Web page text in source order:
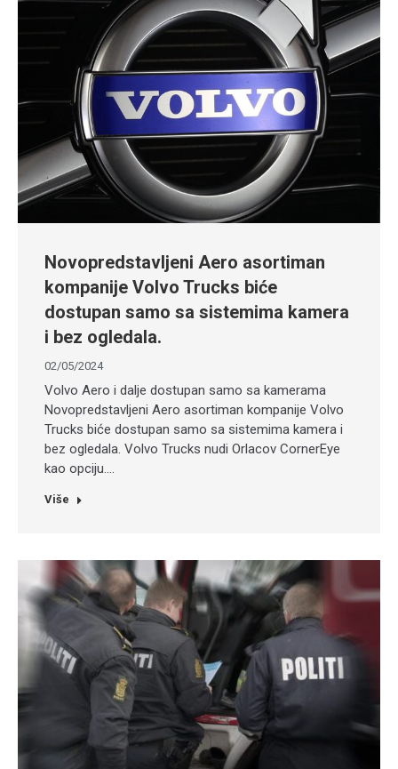
Novopredstavljeni Aero asortiman
kompanije Volvo Trucks biće
dostupan samo sa sistemima kamera
i bez ogledala.
02/05/2024
Volvo Aero i dalje dostupan samo sa kamerama
Novopredstavljeni Aero asortiman kompanije Volvo
Trucks biće dostupan samo sa sistemima kamera i
bez ogledala. Volvo Trucks nudi Orlacov CornerEye
kao opciju.…
Više